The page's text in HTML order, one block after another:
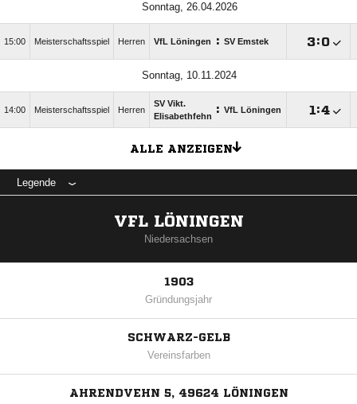
Sonntag, 26.04.2026
15:00 Meisterschaftsspiel Herren VfL Löningen : SV Emstek :
Sonntag, 10.11.2024
14:00 Meisterschaftsspiel Herren
SV Vikt.
Elisabethfehn : VfL Löningen :
ALLE ANZEIGEN
Legende
VFL LÖNINGEN
Niedersachsen
1903
Gründungsjahr
SCHWARZ-GELB
Vereinsfarben
AHRENDVEHN 5, 49624 LÖNINGEN